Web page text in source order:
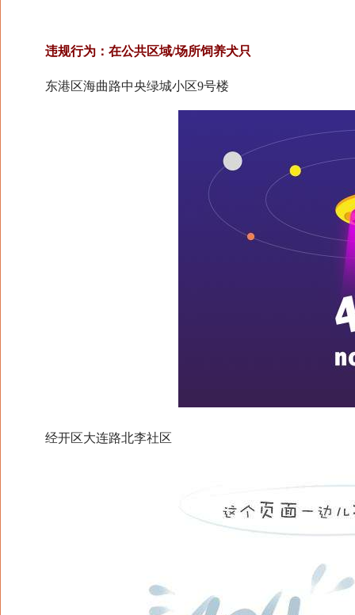
违规行为：在公共区域/场所饲养犬只
东港区海曲路中央绿城小区9号楼
经开区大连路北李社区